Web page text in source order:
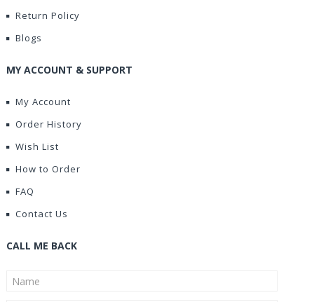
Return Policy
Blogs
MY ACCOUNT & SUPPORT
My Account
Order History
Wish List
How to Order
FAQ
Contact Us
CALL ME BACK